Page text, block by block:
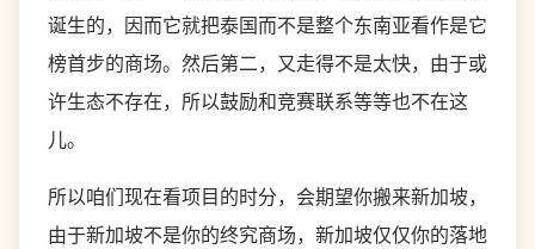
诞生的，因而它就把泰国而不是整个东南亚看作是它
榜首步的商场。然后第二，又走得不是太快，由于或
许生态不存在，所以鼓励和竞赛联系等等也不在这
儿。
所以咱们现在看项目的时分，会期望你搬来新加坡，
由于新加坡不是你的终究商场，新加坡仅仅你的落地